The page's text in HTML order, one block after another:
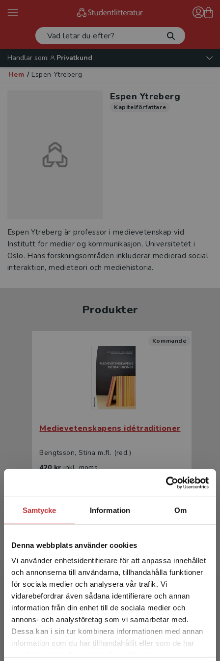
Samtycke Information Om
Denna webbplats använder cookies
Vi använder enhetsidentifierare för att anpassa innehållet
och annonserna till användarna, tillhandahålla funktioner
för sociala medier och analysera vår trafik. Vi
vidarebefordrar även sådana identifierare och annan
information från din enhet till de sociala medier och
annons- och analysföretag som vi samarbetar med.
Dessa kan i sin tur kombinera informationen med annan
information som du har tillhandahållit eller som de har
Begränsad fraktregion
Det verkar som att du besöker
Handlar som:
Privatkund
Hem / Espen Ytreberg
Espen Ytreberg
Kapitelförfattare
Espen Ytreberg är professor i medievetenskap vid
Institutt for medier og kommunikasjon, Universitetet i
Oslo. Hans forskningsområden inkluderar medierad social
interaktion, medieteori och mediehistoria.
Produkter
Medievetenskapens idétraditioner
Bengtsson, Stina m.fl. (red.)
420 krinkl. moms
Kommande
Medievetenskapens idétraditioner
Bengtsson, Stina m.fl. (red.)
399 krinkl. moms
Exkl. moms: 376 kr